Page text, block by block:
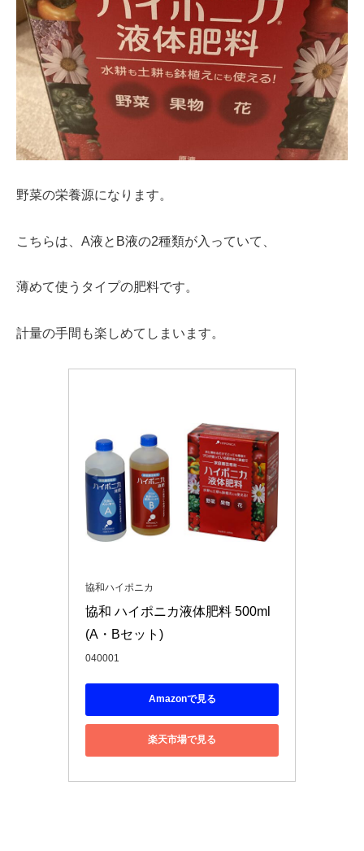
野菜の栄養源になります。
こちらは、A液とB液の2種類が入っていて、
薄めて使うタイプの肥料です。
計量の手間も楽しめてしまいます。
協和ハイポニカ
協和 ハイポニカ液体肥料 500ml
(A・Bセット)
040001
Amazonで見る
楽天市場で見る